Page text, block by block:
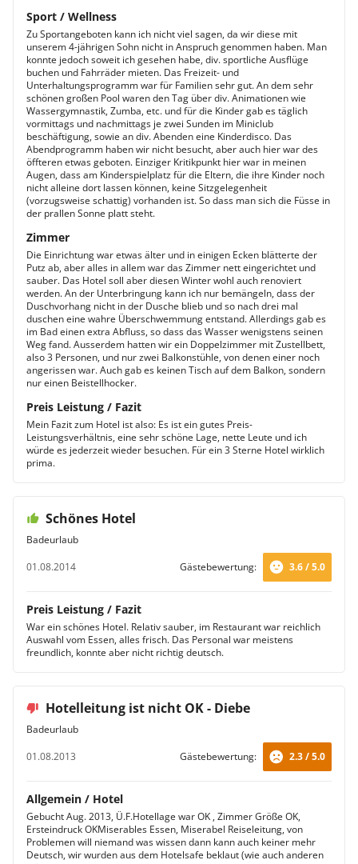
Sport / Wellness
Zu Sportangeboten kann ich nicht viel sagen, da wir diese mit
unserem 4-jährigen Sohn nicht in Anspruch genommen haben. Man
konnte jedoch soweit ich gesehen habe, div. sportliche Ausflüge
buchen und Fahrräder mieten. Das Freizeit- und
Unterhaltungsprogramm war für Familien sehr gut. An dem sehr
schönen großen Pool waren den Tag über div. Animationen wie
Wassergymnastik, Zumba, etc. und für die Kinder gab es täglich
vormittags und nachmittags je zwei Sunden im Miniclub
beschäftigung, sowie an div. Abenden eine Kinderdisco. Das
Abendprogramm haben wir nicht besucht, aber auch hier war des
öffteren etwas geboten. Einziger Kritikpunkt hier war in meinen
Augen, dass am Kinderspielplatz für die Eltern, die ihre Kinder noch
nicht alleine dort lassen können, keine Sitzgelegenheit
(vorzugsweise schattig) vorhanden ist. So dass man sich die Füsse in
der prallen Sonne platt steht.
Zimmer
Die Einrichtung war etwas älter und in einigen Ecken blätterte der
Putz ab, aber alles in allem war das Zimmer nett eingerichtet und
sauber. Das Hotel soll aber diesen Winter wohl auch renoviert
werden. An der Unterbringung kann ich nur bemängeln, dass der
Duschvorhang nicht in der Dusche blieb und so nach drei mal
duschen eine wahre Überschwemmung entstand. Allerdings gab es
im Bad einen extra Abfluss, so dass das Wasser wenigstens seinen
Weg fand. Ausserdem hatten wir ein Doppelzimmer mit Zustellbett,
also 3 Personen, und nur zwei Balkonstühle, von denen einer noch
angerissen war. Auch gab es keinen Tisch auf dem Balkon, sondern
nur einen Beistellhocker.
Preis Leistung / Fazit
Mein Fazit zum Hotel ist also: Es ist ein gutes Preis-
Leistungsverhältnis, eine sehr schöne Lage, nette Leute und ich
würde es jederzeit wieder besuchen. Für ein 3 Sterne Hotel wirklich
prima.
Schönes Hotel
Badeurlaub
01.08.2014
Gästebewertung: 3.6 / 5.0
Preis Leistung / Fazit
War ein schönes Hotel. Relativ sauber, im Restaurant war reichlich
Auswahl vom Essen, alles frisch. Das Personal war meistens
freundlich, konnte aber nicht richtig deutsch.
Hotelleitung ist nicht OK - Diebe
Badeurlaub
01.08.2013
Gästebewertung: 2.3 / 5.0
Allgemein / Hotel
Gebucht Aug. 2013, Ü.F.Hotellage war OK , Zimmer Größe OK,
Ersteindruck OKMiserables Essen, Miserabel Reiseleitung, von
Problemen will niemand was wissen dann kann auch keiner mehr
Deutsch, wir wurden aus dem Hotelsafe beklaut (wie auch anderen